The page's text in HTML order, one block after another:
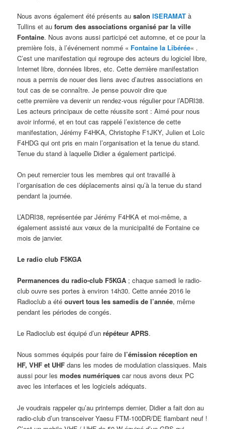
Nous avons également été présents ausalonISERAMAT à
Tullins et auforum des associations organisé par la ville
Fontaine. Nous avons aussi participé cet automne, et ce pour la
première fois, à l’événement nommé « Fontaine la Libérée« .
C’est une manifestation qui regroupe des acteurs du logiciel libre,
Internet libre, données libres, etc. Cette dernière manifestation
nous a permis de nouer des liens avec d’autres associations en
tout cas de se connaître. Je pense pouvoir dire que
cette première va devenir un rendez-vous régulier pour l’ADRI38.
Les acteurs principaux de cette réussite sont : Aimé pour nous
avoir informé, et en tout cas rappelé l’existence de cette
manifestation, Jérémy F4HKA, Christophe F1JKY, Julien et Loïc
F4HDG qui ont pris en main l’organisation et la tenue du stand.
Tenue du stand à laquelle Didier a également participé.
On peut remercier tous les membres qui ont travaillé à
l’organisation de ces déplacements ainsi qu’à la tenue du stand
pendant la journée.
L’ADRI38, représentée par Jérémy F4HKA et moi-même, a
également assisté aux vœux de la municipalité de Fontaine ce
mois de janvier.
Le radio club F5KGA
Permanences du radio-club F5KGA ; chaque samedi le radio-
club ouvre ses portes à environ 14h30. Cette année 2016 le
Radioclub a étéouvert tous les samedis de l’année, même
pendant les périodes de congés.
Le Radioclub est équipé d’unrépéteur APRS.
Nous sommes équipés pour faire del’émission réception en
HF, VHF et UHF dans les modes de modulation classiques. Mais
aussi pour lesmodes numériques car nous avons deux PC
avec les interfaces et les logiciels adéquats.
Je voudrais rappeler qu’au printemps dernier, Didier a fait don au
radio-club d’un transceiver Yaesu FTM-100DR/DE flambant neuf !